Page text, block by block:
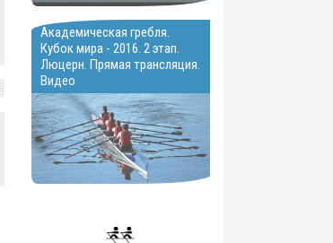
Академическая гребля.
Кубок мира - 2016. 2 этап.
Люцерн. Прямая трансляция.
Видео